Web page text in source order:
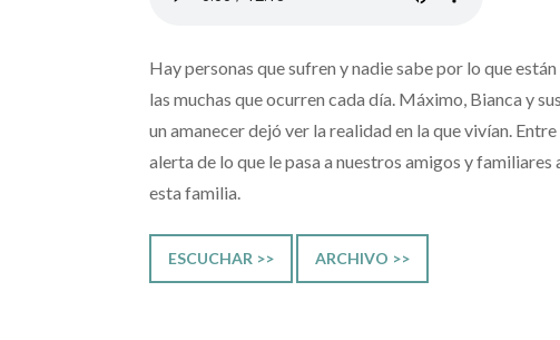
Hay personas que sufren y nadie sabe por lo que
las muchas que ocurren cada día. Máximo, Bianca y
un amanecer dejó ver la realidad en la que vivían.
alerta de lo que le pasa a nuestros amigos y
esta familia.
ESCUCHAR >> ARCHIVO >>